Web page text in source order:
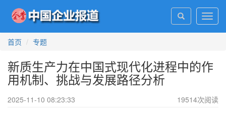
首页
专题
新质生产力在中国式现代化进程中的作
用机制、挑战与发展路径分析
2025-11-10 08:23:33 19514次阅读